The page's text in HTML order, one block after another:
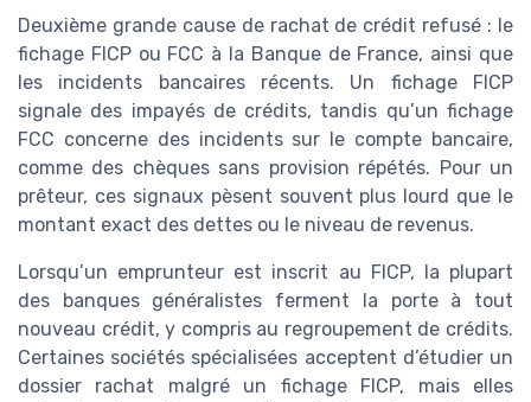
Deuxième grande cause de rachat de crédit refusé : le
fichage FICP ou FCC à la Banque de France, ainsi que
les incidents bancaires récents. Un fichage FICP
signale des impayés de crédits, tandis qu’un fichage
FCC concerne des incidents sur le compte bancaire,
comme des chèques sans provision répétés. Pour un
prêteur, ces signaux pèsent souvent plus lourd que le
montant exact des dettes ou le niveau de revenus.
Lorsqu’un emprunteur est inscrit au FICP, la plupart
des banques généralistes ferment la porte à tout
nouveau crédit, y compris au regroupement de crédits.
Certaines sociétés spécialisées acceptent d’étudier un
dossier rachat malgré un fichage FICP, mais elles